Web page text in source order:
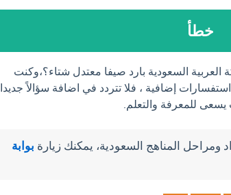
خطأ
العربية السعودية بارد صيفا معتدل شتاء؟،وكنت
إضافية ، فلا تتردد في اضافة سؤالاً جديدا
يسعى للمعرفة والتعلم.
ومراحل المناهج السعودية، يمكنك زيارة بوابة